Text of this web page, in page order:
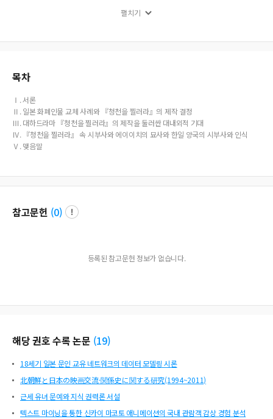
tical articles reported in Japan and the situation of Prime Minister Kishida's ina
“Reach Beyond the Blue Sky” was used to raise public support for the Liberal
in their power within the Liberal Democratic Party, and to change the atmosph
nese people in the new Reiwa era.
펼치기
목차
Ⅰ. 서론
Ⅱ. 일본 화폐인물 교체 사례와 『청천을 찔러라』의 제작 결정
Ⅲ. 대하드라마 『청천을 찔러라』의 제작을 둘러싼 대내외적 기대
Ⅳ. 『청천을 찔러라』 속 시부사와 에이이치의 묘사와 한일 양국의 시부사와 인식
Ⅴ. 맺음말
참고문헌 (0)
등록된 참고문헌 정보가 없습니다.
해당 권호 수록 논문 (19)
18세기 일본 문인 교유 네트워크의 데이터 모델링 시론
北朝鮮と日本の映画交流·関係史に関する研究(1994~2011)
근세 유녀 문예와 지식 권력론 서설
텍스트 마이닝을 통한 신카이 마코토 애니메이션의 국내 관람객 감상 경험 분석